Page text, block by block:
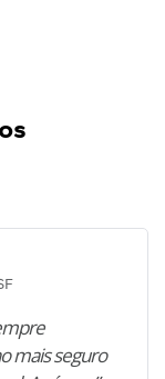
mais seguro